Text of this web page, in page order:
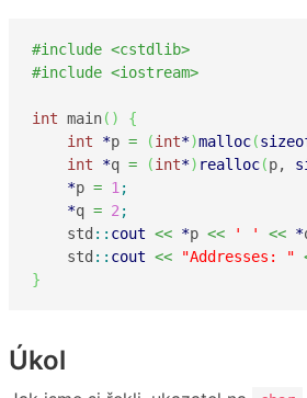
#include <cstdlib>
#include <iostream>
int main( )
{
int
*p = (int*)malloc(
int
*q = (int*) realloc(p,
*p = 1 ;
*q = 2 ;
    std
:: cout << *p << ' ' << *
    std
:: cout << "Addresses: "
}
Úkol